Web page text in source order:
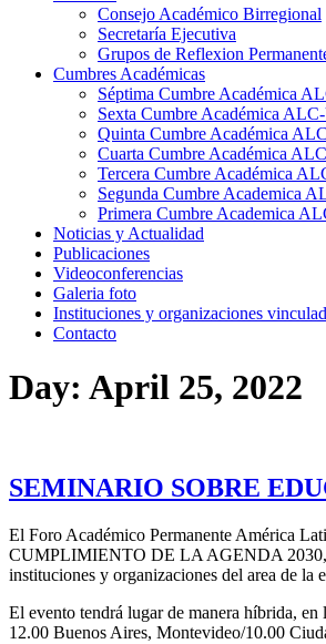
Consejo Académico Birregional
Secretaría Ejecutiva
Grupos de Reflexion
Cumbres Académicas
Séptima Cumbre Académica
Sexta Cumbre Académica
Quinta Cumbre Académica
Cuarta Cumbre Académica
Tercera Cumbre Académica
Segunda Cumbre Academica
Primera Cumbre Academica
Noticias y Actualidad
Publicaciones
Videoconferencias
Galeria foto
Instituciones y organizaciones
Contacto
Day: April 25, 2022
SEMINARIO SOBRE
El Foro Académico Permanente América
CUMPLIMIENTO DE LA AGENDA
instituciones y organizaciones del area de la
El evento tendrá lugar de manera híbrida,
12.00 Buenos Aires, Montevideo/10.00